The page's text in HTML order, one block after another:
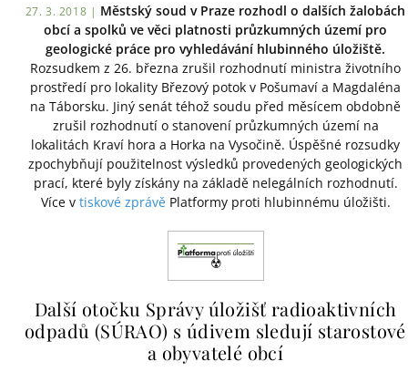
27. 3. 2018 | Městský soud v Praze rozhodl o dalších žalobách
obcí a spolků ve věci platnosti průzkumných území pro
geologické práce pro vyhledávání hlubinného úložiště.
Rozsudkem z 26. března zrušil rozhodnutí ministra životního
prostředí pro lokality Březový potok v Pošumaví a Magdaléna
na Táborsku. Jiný senát téhož soudu před měsícem obdobně
zrušil rozhodnutí o stanovení průzkumných území na
lokalitách Kraví hora a Horka na Vysočině. Úspěšné rozsudky
zpochybňují použitelnost výsledků provedených geologických
prací, které byly získány na základě nelegálních rozhodnutí.
Více v tiskové zprávěPlatformy proti hlubinnému úložišti.
Další otočku Správy úložišť radioaktivních
odpadů (SÚRAO) s údivem sledují starostové
a obyvatelé obcí